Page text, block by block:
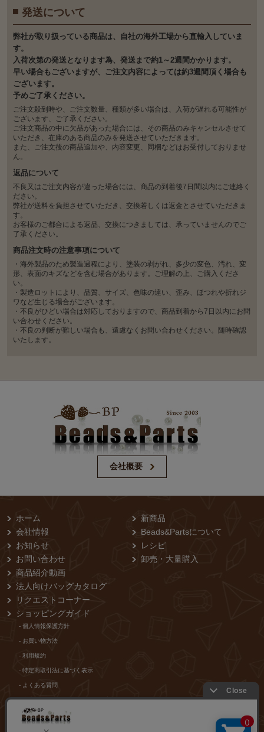
発送について
弊社が取り扱っている商品は、自社の海外工場から直輸入していま
す。
入荷次第の発送となります為、発送まで約1～2週間かかります。
早い場合もございますが、ご注文内容によっては約3週間頂く場合も
ございます。
予めご了承ください。
ご注文殺到時や、ご注文数量、種類が多い場合は、入荷が遅れる可能性が
ございます、ご了承ください。
ご注文商品の中に欠品があった場合には、その商品のみキャンセルさせて
いただき、在庫のある商品のみを発送させていただきます。
また、ご注文後の商品追加や、内容変更、同梱などはお受付しておりませ
ん。
返品について
不良又はご注文内容が違った場合には、商品の到着後7日間以内にご連絡く
ださい。
弊社が送料を負担させていただき、交換若しくは返金とさせていただきま
す。
お客様のご都合による返品、交換につきましては、承っていませんのでご
了承ください。
商品注文時の注意事項について
・海外製品のため製造過程により、塗装の剥がれ、多少の変色、汚れ、変
形、表面のキズなどを含む場合があります。ご理解の上、ご購入くださ
い。
・製造ロットにより、品質、サイズ、色味の違い、歪み、ほつれや折れジ
ワなど生じる場合がございます。
・不良がひどい場合は対応しておりますので、商品到着から7日以内にお問
い合わせください。
・不良の判断が難しい場合も、遠慮なくお問い合わせください。随時確認
いたします。
会社概要
ホーム
会社情報
お知らせ
お問い合わせ
商品紹介動画
法人向けバッグカタログ
リクエストコーナー
新商品
Beads&Partsについて
レシピ
卸売・⼤量購⼊
ショッピングガイド
- 個⼈情報保護⽅針
- お買い物⽅法
- 利⽤規約
- 特定商取引法に基づく表⽰
- よくある質問
- 当店からのメールが届かないお客様
店舗紹介